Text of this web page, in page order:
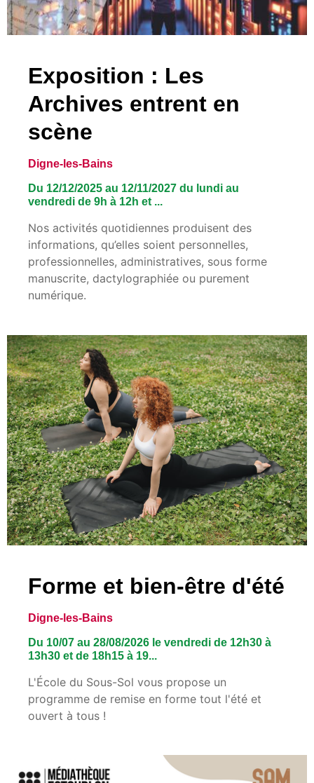
Exposition : Les
Archives entrent en
scène
Digne-les-Bains
Du 12/12/2025 au 12/11/2027 du lundi au
vendredi de 9h à 12h et ...
Nos activités quotidiennes produisent des
informations, qu’elles soient personnelles,
professionnelles, administratives, sous forme
manuscrite, dactylographiée ou purement
numérique.
Forme et bien-être d'été
Digne-les-Bains
Du 10/07 au 28/08/2026 le vendredi de 12h30 à
13h30 et de 18h15 à 19...
L'École du Sous-Sol vous propose un
programme de remise en forme tout l'été et
ouvert à tous !